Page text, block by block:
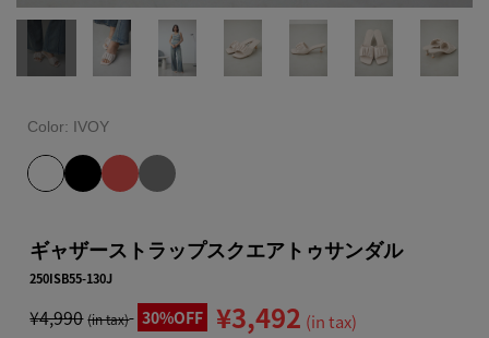
Color: IVOY
ギャザーストラップスクエアトゥサンダル
250ISB55-130J
¥4,990 (in tax) 30%OFF ¥3,492 (in tax)